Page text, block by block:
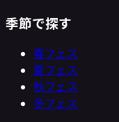
季節で探す
春フェス
夏フェス
秋フェス
冬フェス